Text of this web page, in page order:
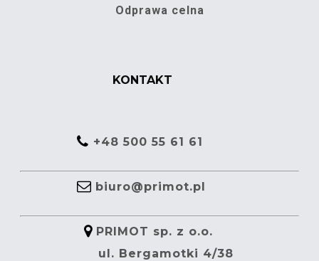
Odprawa celna
KONTAKT
+48 500 55 61 61
biuro@primot.pl
PRIMOT sp. z o.o.
ul. Bergamotki 4/38